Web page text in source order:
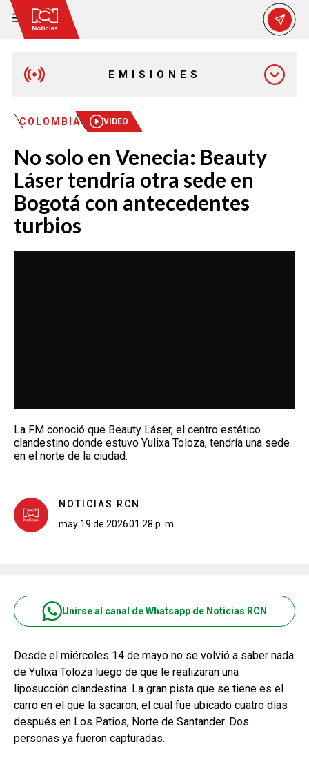
EMISIONES
EMISIÓN 12:30 PM
EMISIÓN 7:00 PM
COLOMBIA VIDEO
No solo en Venecia: Beauty
Láser tendría otra sede en
Bogotá con antecedentes
turbios
La FM conoció que Beauty Láser, el centro estético
clandestino donde estuvo Yulixa Toloza, tendría una sede
en el norte de la ciudad.
NOTICIAS RCN
may 19 de 202601:28 p. m.
Unirse al canal de Whatsapp de Noticias RCN
Desde el miércoles 14 de mayo no se volvió a saber nada
de Yulixa Toloza luego de que le realizaran una
liposucción clandestina. La gran pista que se tiene es el
carro en el que la sacaron, el cual fue ubicado cuatro días
después en Los Patios, Norte de Santander. Dos
personas ya fueron capturadas.